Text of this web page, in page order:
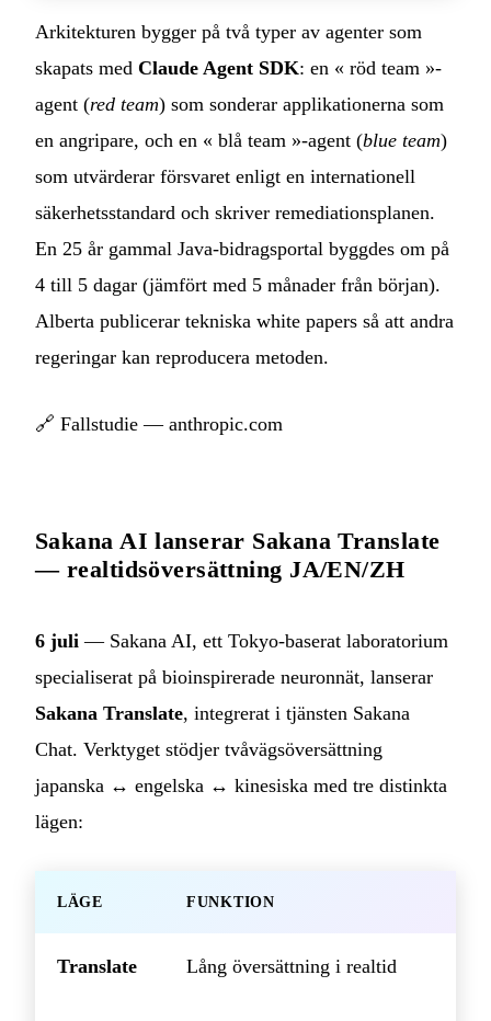
Arkitekturen bygger på två typer av agenter som
skapats med Claude Agent SDK: en « röd team »-
agent (red team) som sonderar applikationerna som
en angripare, och en « blå team »-agent (blue team)
som utvärderar försvaret enligt en internationell
säkerhetsstandard och skriver remediationsplanen.
En 25 år gammal Java-bidragsportal byggdes om på
4 till 5 dagar (jämfört med 5 månader från början).
Alberta publicerar tekniska white papers så att andra
regeringar kan reproducera metoden.
🔗 Fallstudie — anthropic.com
Sakana AI lanserar Sakana Translate
— realtidsöversättning JA/EN/ZH
6 juli — Sakana AI, ett Tokyo-baserat laboratorium
specialiserat på bioinspirerade neuronnät, lanserar
Sakana Translate, integrerat i tjänsten Sakana
Chat. Verktyget stödjer tvåvägsöversättning
japanska ↔ engelska ↔ kinesiska med tre distinkta
lägen:
LÄGE FUNKTION
Translate Lång översättning i realtid